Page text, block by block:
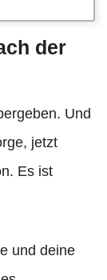
der
Und
jetzt
Es ist
und deine